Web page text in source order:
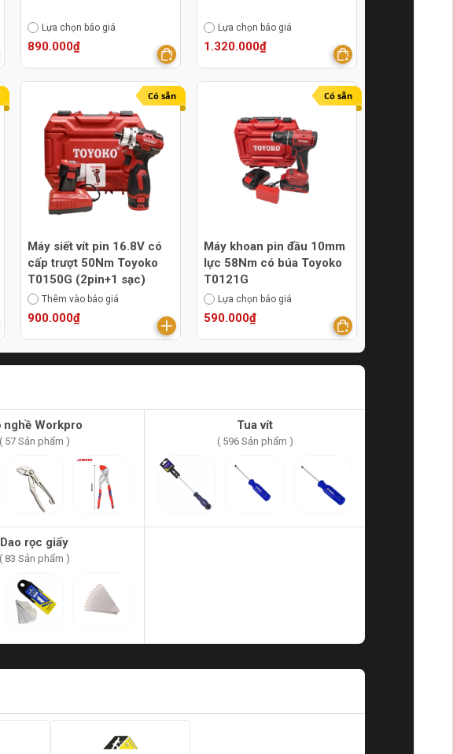
Lựa chọn báo giá
890.000₫
Lựa chọn báo giá
1.320.000₫
Có sẵn
Máy siết vít pin 16.8V có
cấp trượt 50Nm Toyoko
T0150G (2pin+1 sạc)
Thêm vào báo giá
900.000₫
Có sẵn
Máy khoan pin đầu 10mm
lực 58Nm có búa Toyoko
T0121G
Lựa chọn báo giá
590.000₫
nghề Workpro
( 57 Sản phẩm )
Tua vít
( 596 Sản phẩm )
Dao rọc giấy
( 83 Sản phẩm )